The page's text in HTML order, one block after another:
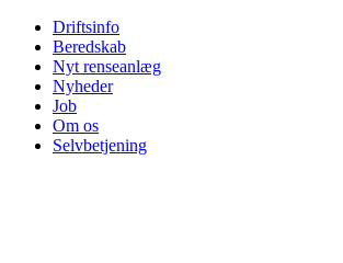
Driftsinfo
Beredskab
Nyt renseanlæg
Nyheder
Job
Om os
Selvbetjening